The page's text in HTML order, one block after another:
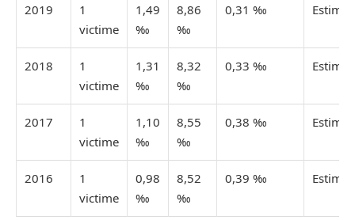
2019
1
victime
1,49
‰
8,86
‰
0,31 ‰ Estimée
2018
1
victime
1,31
‰
8,32
‰
0,33 ‰ Estimée
2017
1
victime
1,10
‰
8,55
‰
0,38 ‰ Estimée
2016
1
victime
0,98
‰
8,52
‰
0,39 ‰ Estimée